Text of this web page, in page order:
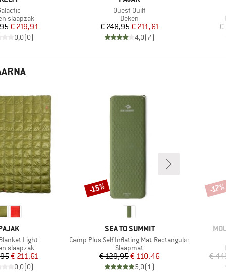
slaapzak
Prijs
Verlaagde prijs
€ 219,91
0,0(0)
Artikel
Quest Quilt
Productgroep
Deken
Prijs
€ 248,95Verlaagde prijs
€ 211,61
4,0(7)
€
Light
slaapzak
Prijs
Verlaagde prijs
€ 211,61
0,0(0)
MERK
SEA TO SUMMIT
Artikel
Camp Plus Self Inflating Mat Rectangular
Productgroep
Slaapmat
Prijs
€ 129,95Verlaagde prijs
€ 110,46
5,0(1)
Korting
-15%
€
-17%